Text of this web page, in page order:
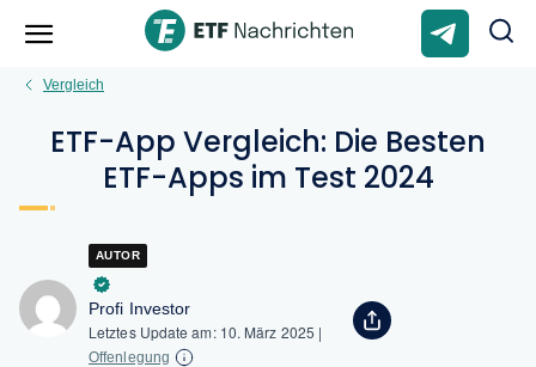
Vergleich
ETF-App Vergleich: Die Besten
ETF-Apps im Test 2024
AUTOR
Profi Investor
Letztes Update am: 10. März 2025 |
Offenlegung